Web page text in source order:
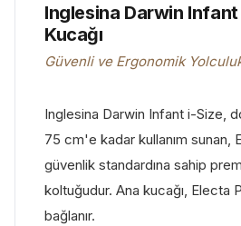
Inglesina Darwin
Kucağı
Güvenli ve Ergonomik
Inglesina Darwin Infant i-Size,
75 cm'e kadar kullanım sunan,
güvenlik standardına sahip
koltuğudur. Ana kucağı, Electa
bağlanır.